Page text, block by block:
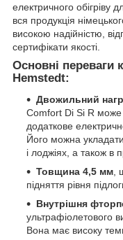
електричного обігріву
вся продукція
високою надійністю,
сертифікати якості.
Основні переваги
Hemstedt:
Двожильний
Comfort Di Si R може
додаткове
Його можна
і лоджіях, а також в
Товщина 4,5 мм ,
підняття рівня
Внутрішня
ультрафіолетового
Вона має високу